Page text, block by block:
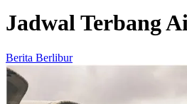
Jadwal Terbang
Berita Berlibur